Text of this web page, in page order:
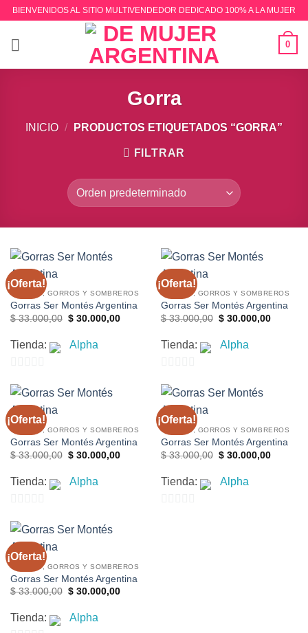
Saltar
contenido
BIENVENIDOS AL SITIO MULTIVENDEDOR DEDICADO 100% A LA MUJER
0
Gorra
INICIO / PRODUCTOS ETIQUETADOS “GORRA”
FILTRAR
¡Oferta!
GORRAS, GORROS Y SOMBREROS
Gorras Ser Montés Argentina
$33.000,00 El
era:
$ 33.000,00.
$30.000,00El
Tienda: Alpha
de
5
¡Oferta!
GORRAS, GORROS Y SOMBREROS
Gorras Ser Montés Argentina
$33.000,00 El
era:
$ 33.000,00.
$30.000,00El
Tienda: Alpha
de
5
¡Oferta!
GORRAS, GORROS Y SOMBREROS
Gorras Ser Montés Argentina
$33.000,00 El
era:
$ 33.000,00.
$30.000,00El
Tienda: Alpha
de
5
¡Oferta!
GORRAS, GORROS Y SOMBREROS
Gorras Ser Montés Argentina
$33.000,00 El
era:
$ 33.000,00.
$30.000,00El
Tienda: Alpha
¡Oferta!
GORRAS, GORROS Y SOMBREROS
Gorras Ser Montés Argentina
$33.000,00 El
era:
$ 33.000,00.
$30.000,00El
Tienda: Alpha